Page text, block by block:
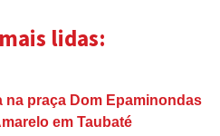
lidas:
na praça Dom Epaminondas
em Taubaté